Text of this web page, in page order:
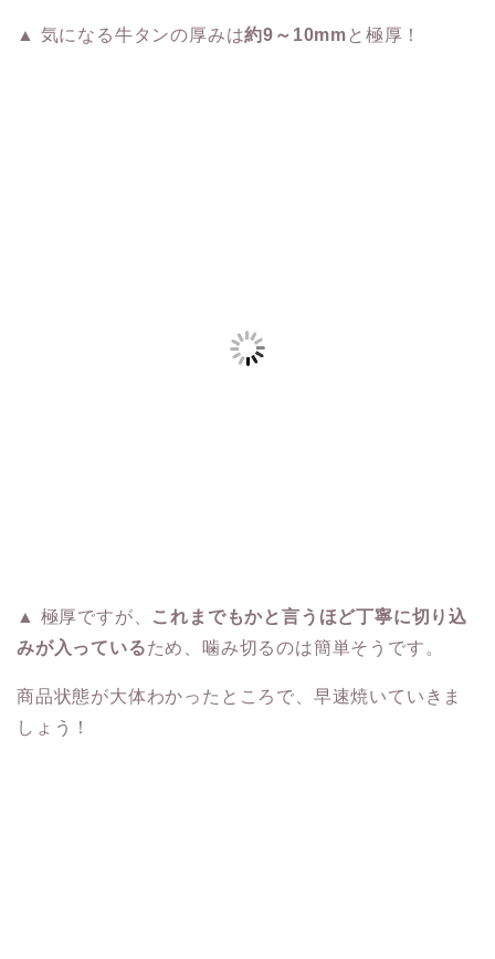
▲ 気になる牛タンの厚みは約9～10mm と極厚！
▲ 極厚ですが、 これまでもかと言うほど丁寧に切り込
みが入っているため、噛み切るのは簡単そうです。
商品状態が大体わかったところで、早速焼いていきま
しょう！